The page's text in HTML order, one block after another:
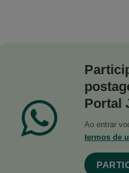
Portal
Ao entrar
termos de